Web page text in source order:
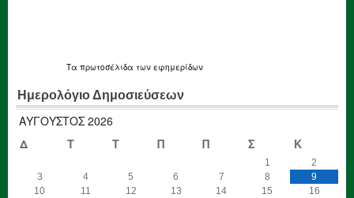
Τα πρωτοσέλιδα των εφημερίδων
Ημερολόγιο Δημοσιεύσεων
ΑΎΓΟΥΣΤΟΣ 2026
Δ
Τ Τ Π Π Σ Κ
1
2
3
4 5 6 7 8
9
10
11 12 13 14 15
16